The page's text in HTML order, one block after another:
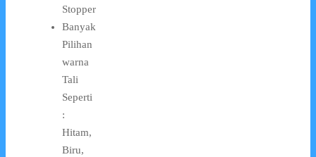
Stopper
Banyak
Pilihan
warna
Tali
Seperti
:
Hitam,
Biru,